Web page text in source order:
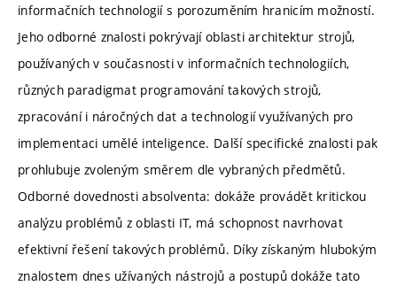
informačních technologií s porozuměním hranicím možností.
Jeho odborné znalosti pokrývají oblasti architektur strojů,
používaných v současnosti v informačních technologiích,
různých paradigmat programování takových strojů,
zpracování i náročných dat a technologií využívaných pro
implementaci umělé inteligence. Další specifické znalosti pak
prohlubuje zvoleným směrem dle vybraných předmětů.
Odborné dovednosti absolventa: dokáže provádět kritickou
analýzu problémů z oblasti IT, má schopnost navrhovat
efektivní řešení takových problémů. Díky získaným hlubokým
znalostem dnes užívaných nástrojů a postupů dokáže tato